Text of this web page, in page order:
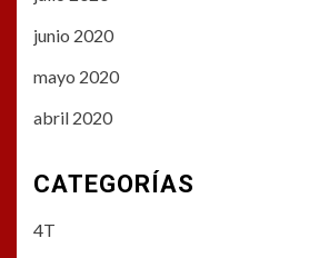
junio 2020
mayo 2020
abril 2020
CATEGORÍAS
4T